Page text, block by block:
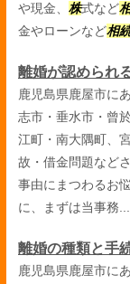
や現金、 株式など
金やローンなど相
離婚が認められ
鹿児島県鹿屋市に
志市・垂水市・曾
江町・南大隅町、
故・借金問題など
事由にまつわるお
に、まずは当事務...
離婚の種類と手
鹿児島県鹿屋市に